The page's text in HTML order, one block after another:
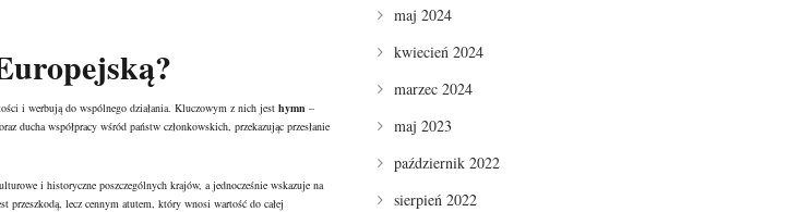
i werbują do wspólnego działania. Kluczowym z nich jest hymn –
współpracy wśród państw członkowskich, przekazując przesłanie
i historyczne poszczególnych krajów, a jednocześnie wskazuje na
lecz cennym atutem, który wnosi wartość do całej
maj 2024
kwiecień 2024
marzec 2024
maj 2023
październik 2022
sierpień 2022